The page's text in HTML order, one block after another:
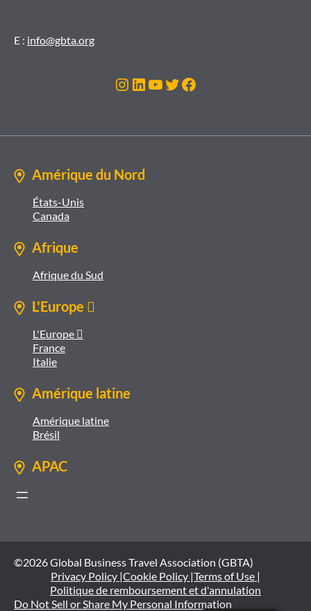
E : info@gbta.org
Instagram
LinkedIn
YouTube
Twitter
Facebook
Amérique du Nord
États-Unis
Canada
Afrique
Afrique du Sud
L'Europe 
L'Europe 
France
Italie
Amérique latine
Amérique latine
Brésil
APAC
©2026 Global Business Travel Association (GBTA)
Privacy Policy |Cookie Policy |Terms of Use |
Politique de remboursement et d'annulation
Do Not Sell or Share My Personal Information